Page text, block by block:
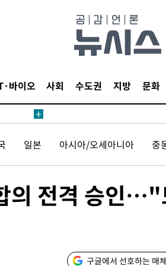
바이오 사회 수도권 지방 문화
려 죄
드려 죄
일본 아시아/오세아니아 중
의 전격 승인…"
구글에서 선호하는 매